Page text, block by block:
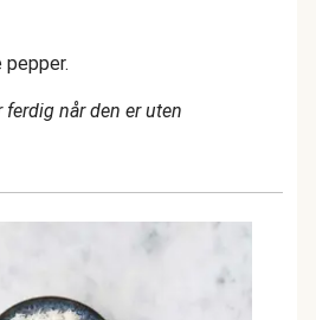
når den er uten